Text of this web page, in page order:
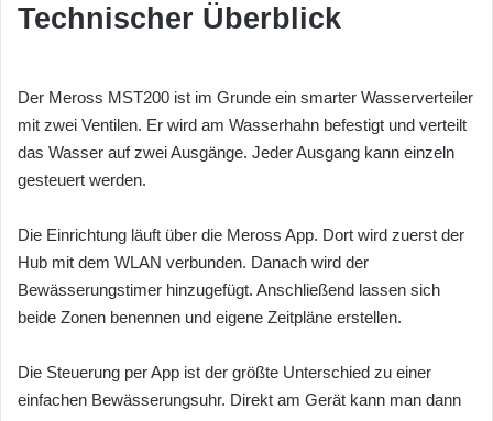
Technischer Überblick
Der Meross MST200 ist im Grunde ein smarter Wasserverteiler
mit zwei Ventilen. Er wird am Wasserhahn befestigt und verteilt
das Wasser auf zwei Ausgänge. Jeder Ausgang kann einzeln
gesteuert werden.
Die Einrichtung läuft über die Meross App. Dort wird zuerst der
Hub mit dem WLAN verbunden. Danach wird der
Bewässerungstimer hinzugefügt. Anschließend lassen sich
beide Zonen benennen und eigene Zeitpläne erstellen.
Die Steuerung per App ist der größte Unterschied zu einer
einfachen Bewässerungsuhr. Direkt am Gerät kann man dann